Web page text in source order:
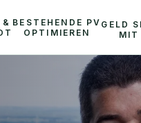
& BESTEHENDE PV
OPTIMIEREN
GELD
MIT